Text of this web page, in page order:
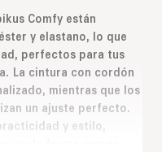
Comfy están
y elastano, lo que
perfectos para tus
La cintura con cordón
mientras que los
un ajuste perfecto.
y estilo,